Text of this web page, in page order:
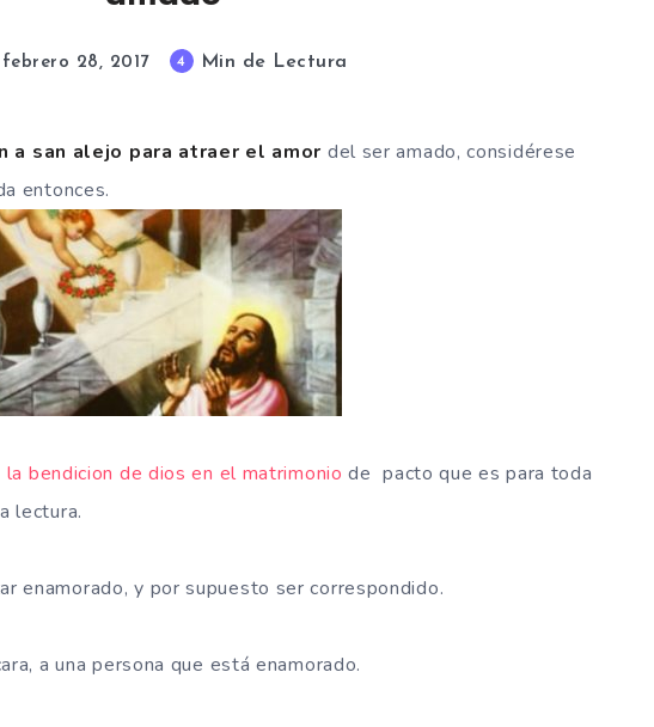
febrero 28, 2017 4 Min de Lectura
a san alejo para atraer el amor del ser amado, considérese
entonces.
la bendicion de dios en el matrimonio de pacto que es para toda
lectura.
enamorado, y por supuesto ser correspondido.
a una persona que está enamorado.